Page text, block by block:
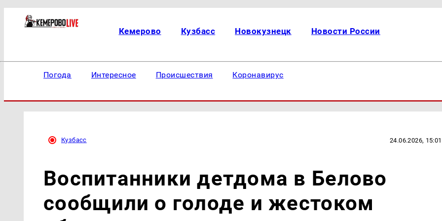
Кемерово Кузбасс Новокузнецк Новости России
Погода Интересное Происшествия Коронавирус
Кузбасс 24.06.2026, 15:01
Воспитанники детдома в Белово
сообщили о голоде и жестоком